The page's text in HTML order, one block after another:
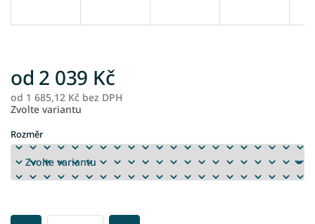
od 2 039 Kč
od 1 685,12 Kč bez DPH
Zvolte variantu
Rozměr